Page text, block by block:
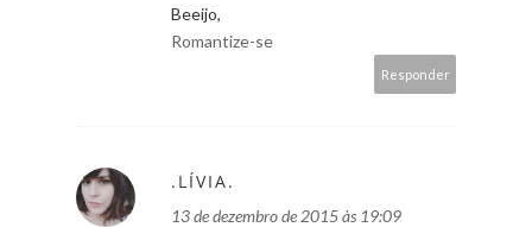
Beeijo,
Romantize-se
Responder
.LÍVIA.
13 de dezembro de 2015 às 19:09